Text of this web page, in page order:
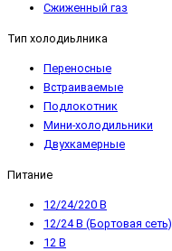
Сжиженный газ
Тип холодиьлника
Переносные
Встраиваемые
Подлокотник
Мини-холодильники
Двухкамерные
Питание
12/24/220 В
12/24 В (Бортовая сеть)
12 В